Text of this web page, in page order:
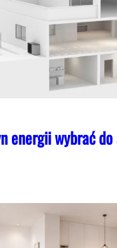
energii wybrać